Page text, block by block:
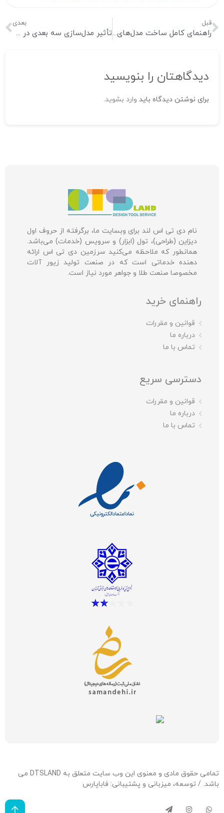
قبل
راهنمای کامل ساخت مدل‌های سه‌ بعدی از روی عکس
بعدی
تأثیر مدل‌سازی سه‌ بعدی در طراحی محصول
دیدگاهتان را بنویسید
برای نوشتن دیدگاه باید وارد بشوید.
نام دی تی اس لند برای وبسایت ما، برگرفته از حروف اول
دیزاین (طراحی)، تول (ابزار) و سرویس (خدمات) می‌باشد.
همانطور که ملاحظه می‌کنید سرزمین دی تی اس ارائه
دهنده خدماتی است که در صنعت تولید زیور آلات
مخصوصا صنعت طلا و جواهر مورد نیاز است.
راهنمای خرید
قوانین و مقررات
درباره ما
تماس با ما
دسترسی سریع
قوانین و مقررات
درباره ما
تماس با ما
تمامی حقوق مادی و معنوی این وب سایت متعلق به DTSLAND می
باشد. / توسعه، میزبانی و پشتیبانی: فاباپارس